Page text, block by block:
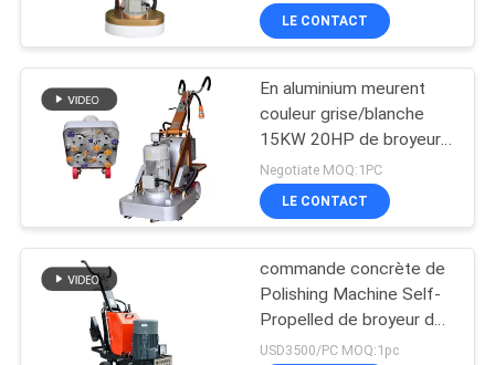
LE CONTACT
En aluminium meurent
couleur grise/blanche
15KW 20HP de broyeur
concrète de plancher de
la fonte Z-750
Negotiate MOQ:1PC
LE CONTACT
commande concrète de
Polishing Machine Self-
Propelled de broyeur de
ciment de 700x700mm
USD3500/PC MOQ:1pc